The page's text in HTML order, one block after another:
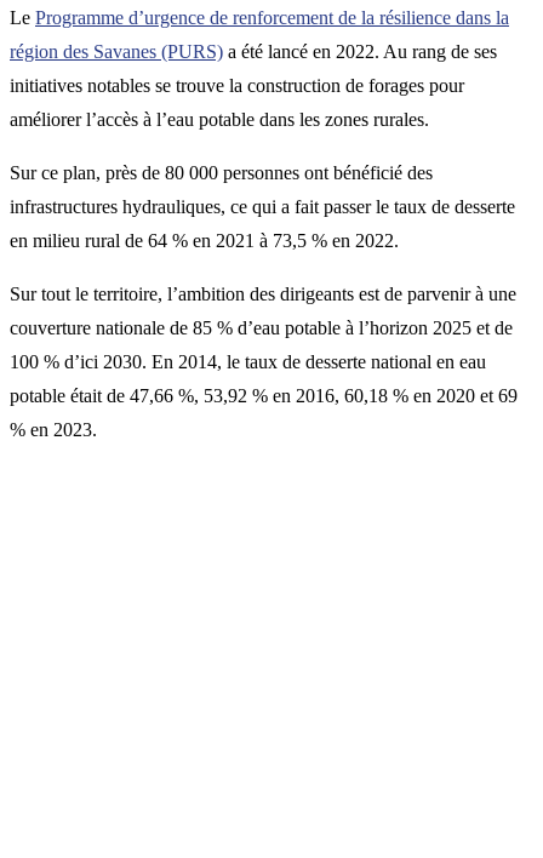
Le Programme d’urgence de renforcement de la résilience dans la
région des Savanes (PURS) a été lancé en 2022. Au rang de ses
initiatives notables se trouve la construction de forages pour
améliorer l’accès à l’eau potable dans les zones rurales.
Sur ce plan, près de 80 000 personnes ont bénéficié des
infrastructures hydrauliques, ce qui a fait passer le taux de desserte
en milieu rural de 64 % en 2021 à 73,5 % en 2022.
Sur tout le territoire, l’ambition des dirigeants est de parvenir à une
couverture nationale de 85 % d’eau potable à l’horizon 2025 et de
100 % d’ici 2030. En 2014, le taux de desserte national en eau
potable était de 47,66 %, 53,92 % en 2016, 60,18 % en 2020 et 69
% en 2023.